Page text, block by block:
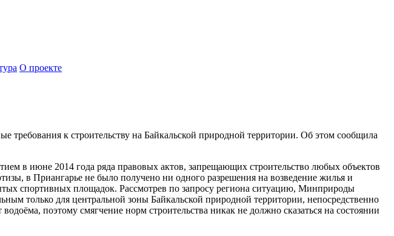
О проекте
требования к строительству на Байкальской природной территории. Об этом сообщила
в июне 2014 года ряда правовых актов, запрещающих строительство любых объектов
в Приангарье не было получено ни одного разрешения на возведение жилья и
спортивных площадок. Рассмотрев по запросу региона ситуацию, Минприроды
только для центральной зоны Байкальской природной территории, непосредственно
поэтому смягчение норм строительства никак не должно сказаться на состоянии